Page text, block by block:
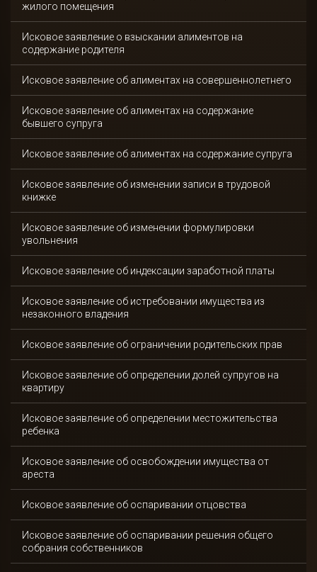
жилого помещения
Исковое заявление о взыскании алиментов на
содержание родителя
Исковое заявление об алиментах на совершеннолетнего
Исковое заявление об алиментах на содержание
бывшего супруга
Исковое заявление об алиментах на содержание супруга
Исковое заявление об изменении записи в трудовой
книжке
Исковое заявление об изменении формулировки
увольнения
Исковое заявление об индексации заработной платы
Исковое заявление об истребовании имущества из
незаконного владения
Исковое заявление об ограничении родительских прав
Исковое заявление об определении долей супругов на
квартиру
Исковое заявление об определении местожительства
ребенка
Исковое заявление об освобождении имущества от
ареста
Исковое заявление об оспаривании отцовства
Исковое заявление об оспаривании решения общего
собрания собственников